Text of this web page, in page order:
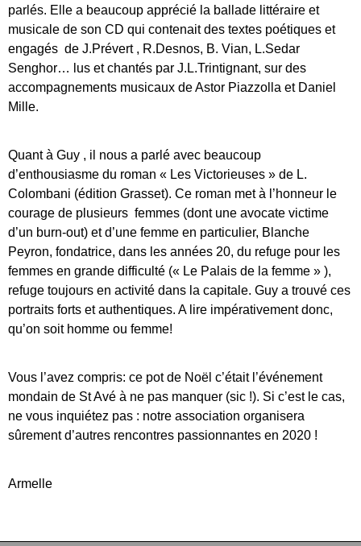
parlés. Elle a beaucoup apprécié la ballade littéraire et
musicale de son CD qui contenait des textes poétiques et
engagés de J.Prévert , R.Desnos, B. Vian, L.Sedar
Senghor… lus et chantés par J.L.Trintignant, sur des
accompagnements musicaux de Astor Piazzolla et Daniel
Mille.
Quant à Guy , il nous a parlé avec beaucoup
d’enthousiasme du roman « Les Victorieuses » de L.
Colombani (édition Grasset). Ce roman met à l’honneur le
courage de plusieurs femmes (dont une avocate victime
d’un burn-out) et d’une femme en particulier, Blanche
Peyron, fondatrice, dans les années 20, du refuge pour les
femmes en grande difficulté (« Le Palais de la femme » ),
refuge toujours en activité dans la capitale. Guy a trouvé ces
portraits forts et authentiques. A lire impérativement donc,
qu’on soit homme ou femme!
Vous l’avez compris: ce pot de Noël c’était l’événement
mondain de St Avé à ne pas manquer (sic !). Si c’est le cas,
ne vous inquiétez pas : notre association organisera
sûrement d’autres rencontres passionnantes en 2020 !
Armelle